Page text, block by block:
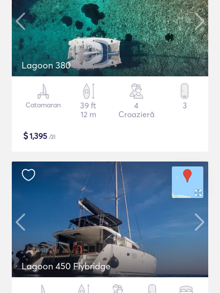
Lagoon 380
Catamaran
39 ft
12 m
4
Croazieră
3
$1,395 /zi
Lagoon 450 Flybridge